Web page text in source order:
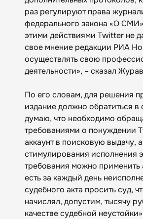
раз регулируют права
федерального закона «О
этими действиями Twitter не
свое мнение редакции РИА
осуществлять свою
деятельности», – сказал
По его словам, для решения
издание должно обратиться в
думаю, что необходимо
требованиями о понуждении
аккаунт в поисковую выдачу,
стимулирования исполнения
требования можно применить
есть за каждый день
судебного акта просить суд,
начислял, допустим, тысячу
качестве судебной